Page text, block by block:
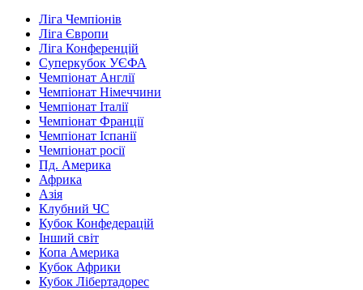
Ліга Чемпіонів
Ліга Європи
Ліга Конференцій
Суперкубок УЄФА
Чемпіонат Англії
Чемпіонат Німеччини
Чемпіонат Італії
Чемпіонат Франції
Чемпіонат Іспанії
Чемпіонат росії
Пд. Америка
Африка
Азія
Клубний ЧС
Кубок Конфедерацій
Інший світ
Копа Америка
Кубок Африки
Кубок Лібертадорес